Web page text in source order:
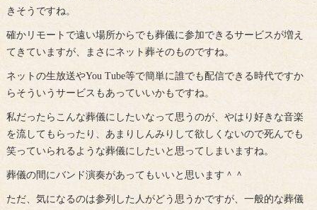
きそうですね。
確かリモートで遠い場所からでも葬儀に参加できるサービスが増え
てきていますが、まさにネット葬そのものですね。
ネットの生放送やYou Tube等で簡単に誰でも配信できる時代ですか
らそういうサービスもあっていいかもですね。
私だったらこんな葬儀にしたいなって思うのが、やはり好きな音楽
を流してもらったり、あまりしんみりして欲しくないので死んでも
笑っていられるような葬儀にしたいと思ってしまいますね。
葬儀の間にバンド演奏があってもいいと思います＾＾
ただ、気になるのは参列した人がどう思うかですが、一般的な葬儀